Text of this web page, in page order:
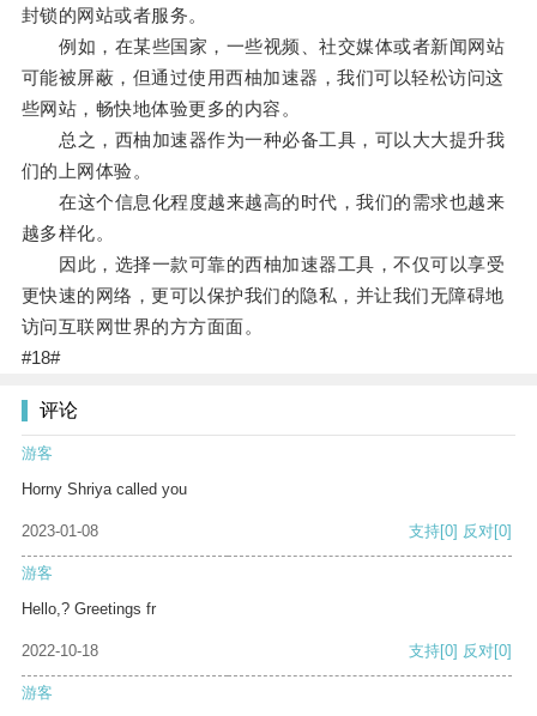
封锁的网站或者服务。
例如，在某些国家，一些视频、社交媒体或者新闻网站
可能被屏蔽，但通过使用西柚加速器，我们可以轻松访问这
些网站，畅快地体验更多的内容。
总之，西柚加速器作为一种必备工具，可以大大提升我
们的上网体验。
在这个信息化程度越来越高的时代，我们的需求也越来
越多样化。
因此，选择一款可靠的西柚加速器工具，不仅可以享受
更快速的网络，更可以保护我们的隐私，并让我们无障碍地
访问互联网世界的方方面面。
#18#
评论
游客
Horny Shriya called you
2023-01-08 支持[0] 反对[0]
游客
Hello,? Greetings fr
2022-10-18 支持[0] 反对[0]
游客